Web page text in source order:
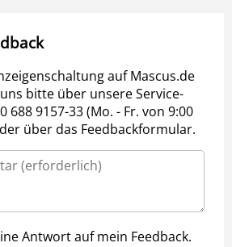
auf Mascus.de
bitte über unsere Service-
688 9157-33 (Mo. - Fr. von 9:00
über das Feedbackformular.
Antwort auf mein Feedback.